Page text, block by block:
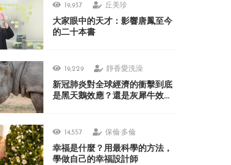
19,937 丘美珍
大家眼中的天才：影響唐鳳至今
的二十本書
19,229 靜香愛洗澡
新冠肺炎對全球經濟的衝擊到底
是黑天鵝效應？還是灰犀牛效
14,557 保倫·多倫
幸福是什麼？用最科學的方法，
學做自己的幸福設計師